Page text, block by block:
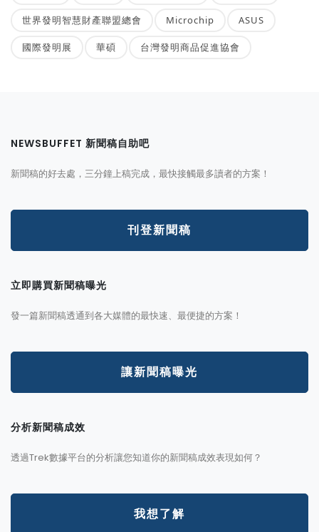
世界發明智慧財產聯盟總會 Microchip ASUS
國際發明展 華碩 台灣發明商品促進協會
NEWSBUFFET 新聞稿自助吧
新聞稿的好去處，三分鐘上稿完成，最快接觸最多讀者的方案！
刊登新聞稿
立即購買新聞稿曝光
發一篇新聞稿透通到各大媒體的最快速、最便捷的方案！
讓新聞稿曝光
分析新聞稿成效
透過Trek數據平台的分析讓您知道你的新聞稿成效表現如何？
我想了解